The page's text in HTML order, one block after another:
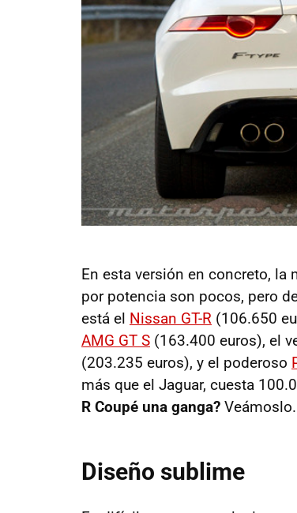
En esta versión en concreto,
por potencia son pocos, pero
está el Nissan GT-R (106.650
AMG GT S (163.400 euros), el
(203.235 euros), y el poderoso
más que el Jaguar, cuesta
R Coupé una ganga? Veámoslo.
Diseño sublime